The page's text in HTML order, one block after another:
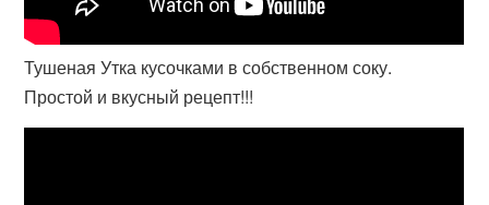
Тушеная Утка кусочками в собственном соку.
Простой и вкусный рецепт!!!